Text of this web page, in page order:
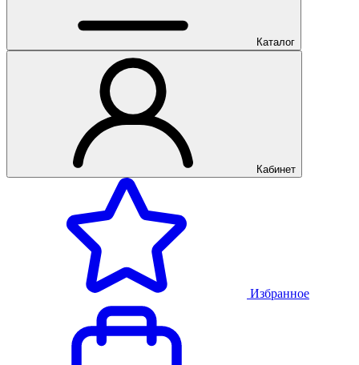
Каталог
Кабинет
Избранное